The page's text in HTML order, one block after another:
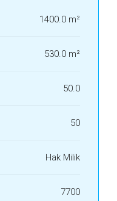
1400.0 m²
530.0 m²
50.0
50
Hak Milik
7700